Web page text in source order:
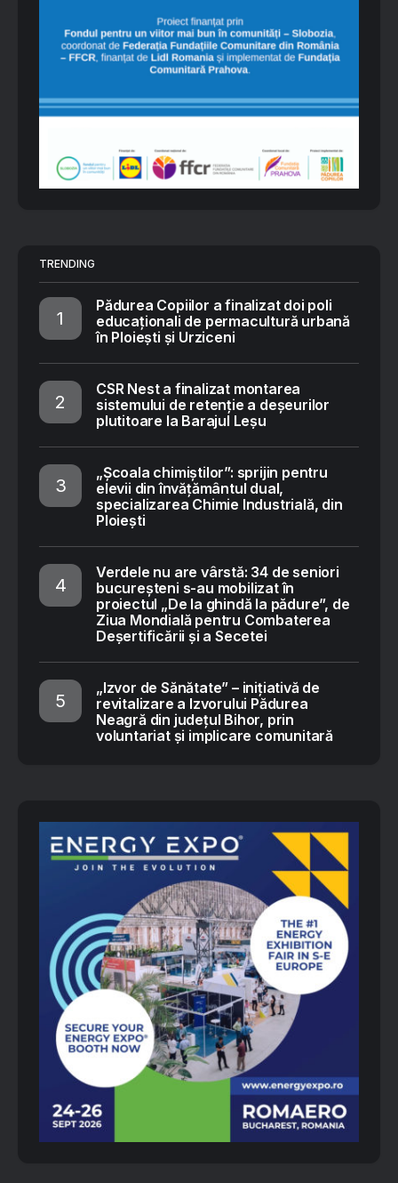
TRENDING
Pădurea Copiilor a finalizat doi poli
educaționali de permacultură urbană
în Ploiești și Urziceni
CSR Nest a finalizat montarea
sistemului de retenție a deșeurilor
plutitoare la Barajul Leșu
„Școala chimiștilor”: sprijin pentru
elevii din învățământul dual,
specializarea Chimie Industrială, din
Ploiești
Verdele nu are vârstă: 34 de seniori
bucureșteni s-au mobilizat în
proiectul „De la ghindă la pădure”, de
Ziua Mondială pentru Combaterea
Deșertificării și a Secetei
„Izvor de Sănătate” – inițiativă de
revitalizare a Izvorului Pădurea
Neagră din județul Bihor, prin
voluntariat și implicare comunitară